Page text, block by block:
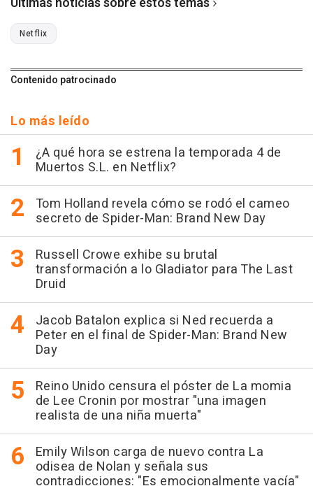
Netflix
Contenido patrocinado
Lo más leído
¿A qué hora se estrena la temporada 4 de
Muertos S.L. en Netflix?
Tom Holland revela cómo se rodó el cameo
secreto de Spider-Man: Brand New Day
Russell Crowe exhibe su brutal
transformación a lo Gladiator para The Last
Druid
Jacob Batalon explica si Ned recuerda a
Peter en el final de Spider-Man: Brand New
Day
Reino Unido censura el póster de La momia
de Lee Cronin por mostrar "una imagen
realista de una niña muerta"
Emily Wilson carga de nuevo contra La
odisea de Nolan y señala sus
contradicciones: "Es emocionalmente vacía"